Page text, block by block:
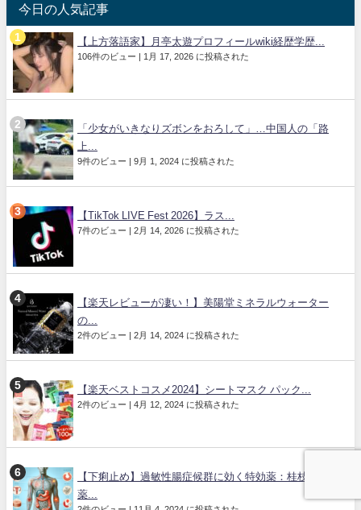
今日の人気記事
【上方落語家】月亭太遊プロフィールwiki経歴学歴...
106件のビュー 1月 17, 2026 に投稿された
「少女がいきなりズボンをおろして」…中国人の「路
上...
9件のビュー 9月 1, 2024 に投稿された
【TikTok LIVE Fest 2026】ラス...
7件のビュー 2月 14, 2026 に投稿された
【楽天レビューが凄い！】美陽堂ミネラルウォーター
の...
2件のビュー 2月 14, 2024 に投稿された
【楽天ベストコスメ2024】シートマスク パック...
2件のビュー 4月 12, 2024 に投稿された
【下痢止め】過敏性腸症候群に効く特効薬：桂枝加芍
薬...